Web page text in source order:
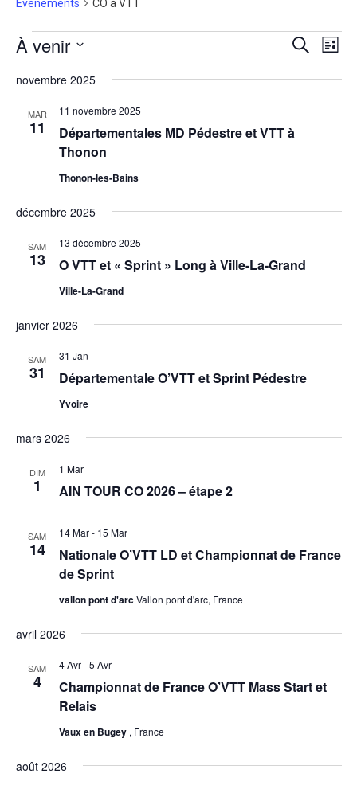
Évènements CO à VTT
Évènements
Recherche
et
de
Recherche
de
Liste
À venir
date.
novembre 2025
MAR
11
Départementales MD Pédestre et VTT à
Thonon
11 novembre 2025
Thonon-les-Bains
décembre 2025
SAM
13 O VTT et « Sprint » Long à Ville-La-Grand
13 décembre 2025
Ville-La-Grand
janvier 2026
SAM
31 Départementale O’VTT et Sprint Pédestre
31 Jan
Yvoire
mars 2026
DIM
1 AIN TOUR CO 2026 – étape 2
1 Mar
SAM
14
Nationale O’VTT LD et Championnat de France
de Sprint
14 Mar- 15 Mar
vallon pont d'arcVallon pont d'arc, France
avril 2026
SAM
4
Championnat de France O’VTT Mass Start et
Relais
4 Avr-5 Avr
Vaux en Bugey , France
août 2026